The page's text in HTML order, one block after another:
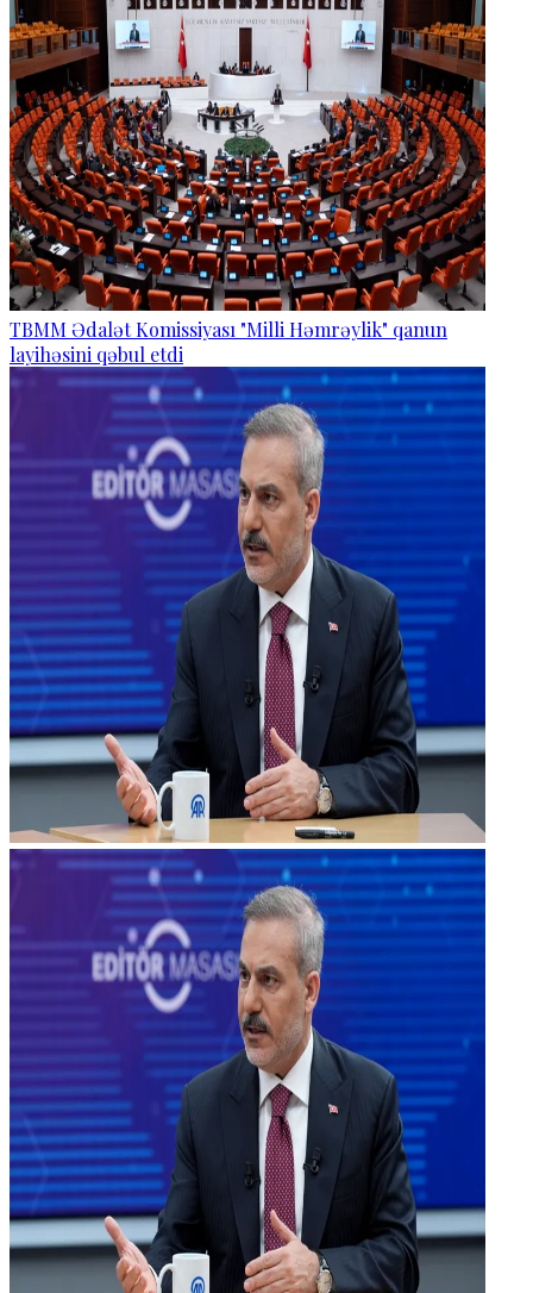
TBMM Ədalət Komissiyası "Milli Həmrəylik" qanun
layihəsini qəbul etdi